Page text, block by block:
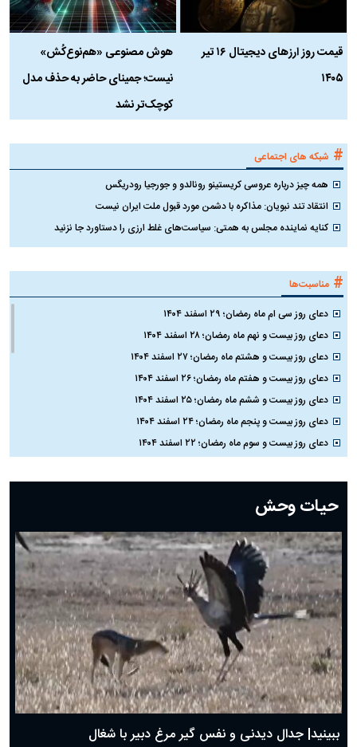
قیمت روز ارز‌های دیجیتال ۱۶ تیر
۱۴۰۵
هوش مصنوعی «هم‌نوع‌کُش»
نیست؛ جمینای حاضر به حذف مدل
کوچک‌تر نشد
# شبکه های اجتماعی
همه چیز درباره عروسی کریستینو رونالدو و جورجیا رودریگس
انتقاد تند نبویان: مذاکره با دشمن مورد قبول ملت ایران نیست
کنایه نماینده مجلس به همتی: سیاست‌های غلط ارزی را دستاورد جا نزنید
# مناسبت‌ها
دعای روز سی ام ماه رمضان؛ ۲۹ اسفند ۱۴۰۴
دعای روز بیست و نهم ماه رمضان؛ ۲۸ اسفند ۱۴۰۴
دعای روز بیست و هشتم ماه رمضان؛ ۲۷ اسفند ۱۴۰۴
دعای روز بیست و هفتم ماه رمضان؛ ۲۶ اسفند ۱۴۰۴
دعای روز بیست و ششم ماه رمضان؛ ۲۵ اسفند ۱۴۰۴
دعای روز بیست و پنجم ماه رمضان؛ ۲۴ اسفند ۱۴۰۴
دعای روز بیست و سوم ماه رمضان؛ ۲۲ اسفند ۱۴۰۴
دعای روز بیستم ماه رمضان؛ ۱۹ اسفند ۱۴۰۴
دعای روز هشتم ماه مبارک رمضان؛ ۷ اسفند ماه ۱۴۰۴
دعای روز هفتم ماه رمضان؛ ۶ اسفند ۱۴۰۴
دعای روز ششم ماه رمضان؛ ۵ اسفند ۱۴۰۴
دعای روز پنجم ماه رمضان؛ ۴ اسفند ۱۴۰۴
دعای روز چهارم ماه مبارک رمضان؛ ۳ اسفند ۱۴۰۴
دعای روز سوم ماه مبارک رمضان؛ ۱۴ اسفند ۱۴۰۴
دعای روز دوم ماه مبارک رمضان ۱ اسفند ماه ۱۴۰۴
دعای روز اول ماه مبارک رمضان، ۳۰ بهمن ۱۴۰۴
حضرت زینب(س) چگونه از دنیا رفت؟
بهترین پیامک تبریک روز پدر ۱۴۰۴؛ جملات زیبا و صمیمانه
حیات وحش
ببینید| جدال دیدنی و نفس گیر مرغ دبیر با شغال